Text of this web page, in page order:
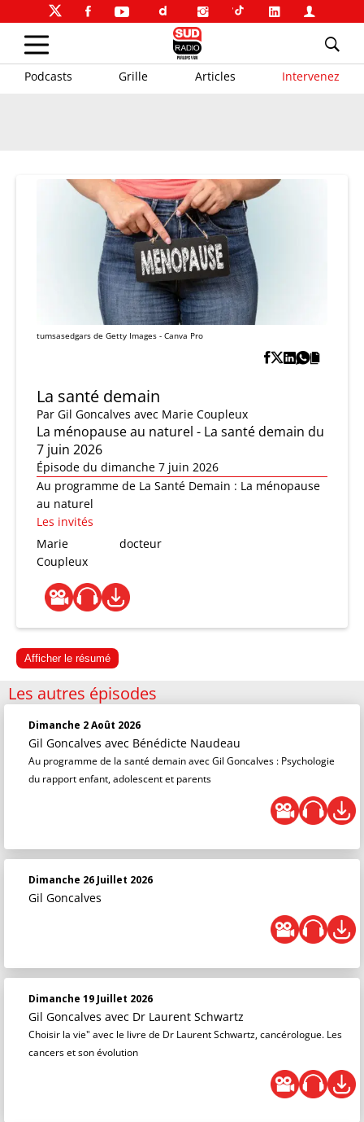
Podcasts Grille Articles Intervenez
tumsasedgars de Getty Images - Canva Pro
La santé demain
Par Gil Goncalves avec Marie Coupleux
La ménopause au naturel - La santé demain du
7 juin 2026
Épisode du dimanche 7 juin 2026
Au programme de La Santé Demain : La ménopause
au naturel
Les invités
Marie
Coupleux
docteur
Afficher le résumé
Les autres épisodes
Dimanche 2 Août 2026
Gil Goncalves avec Bénédicte Naudeau
Au programme de la santé demain avec Gil Goncalves : Psychologie
du rapport enfant, adolescent et parents
Dimanche 26 Juillet 2026
Gil Goncalves
Dimanche 19 Juillet 2026
Gil Goncalves avec Dr Laurent Schwartz
Choisir la vie" avec le livre de Dr Laurent Schwartz, cancérologue. Les
cancers et son évolution